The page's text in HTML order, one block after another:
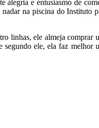
alegria e entusiasmo de
na piscina do Instituto
linhas, ele almeja comprar
ele, ela faz melhor